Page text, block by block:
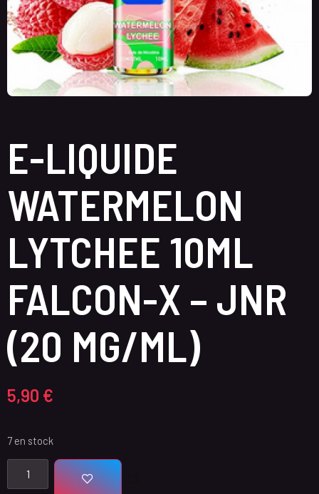
E-LIQUIDE
WATERMELON
LYTCHEE 10ML
FALCON-X – JNR
(20 MG/ML)
5,90 €
7 en stock